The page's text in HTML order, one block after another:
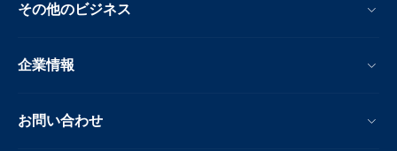
その他のビジネス
企業情報
お問い合わせ